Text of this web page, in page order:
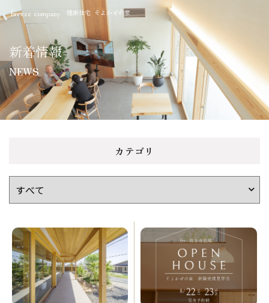
breeze company 健康住宅 そよかぜの家
新着情報
NEWS
カテゴリ